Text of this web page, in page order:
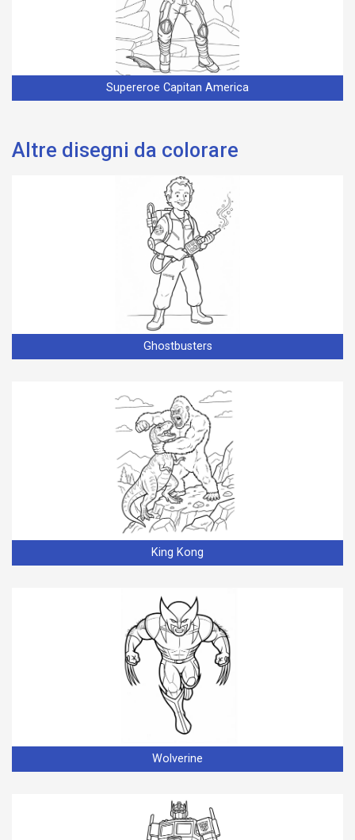
Supereroe Capitan America
Altre disegni da colorare
Ghostbusters
King Kong
Wolverine